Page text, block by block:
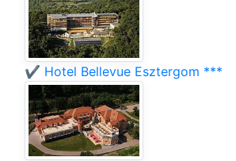
✔️ Hotel Bellevue Esztergom ***